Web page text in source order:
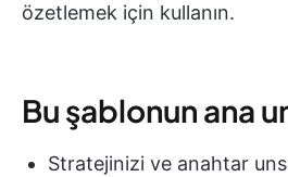
özetlemek için kullanın.
Bu şablonun ana
Stratejinizi ve anahtar